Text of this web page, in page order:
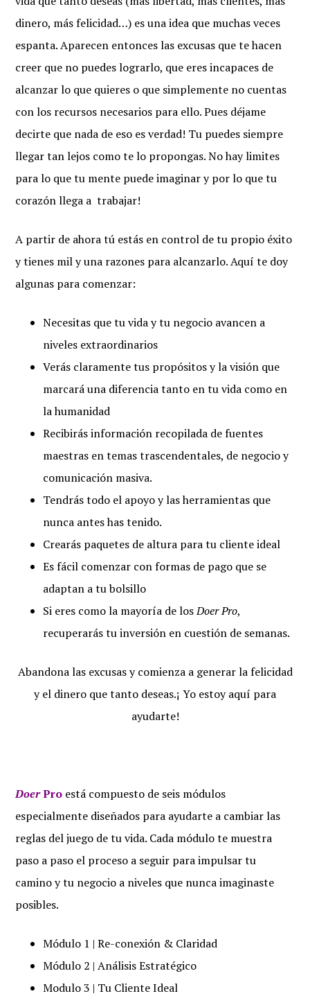
dinero, más felicidad…) es una idea que muchas veces
espanta. Aparecen entonces las excusas que te hacen
creer que no puedes lograrlo, que eres incapaces de
alcanzar lo que quieres o que simplemente no cuentas
con los recursos necesarios para ello. Pues déjame
decirte que nada de eso es verdad! Tu puedes siempre
llegar tan lejos como te lo propongas. No hay limites
para lo que tu mente puede imaginar y por lo que tu
corazón llega a trabajar!
A partir de ahora tú estás en control de tu propio éxito
y tienes mil y una razones para alcanzarlo. Aquí te doy
algunas para comenzar:
Necesitas que tu vida y tu negocio avancen a
niveles extraordinarios
Verás claramente tus propósitos y la visión que
marcará una diferencia tanto en tu vida como en
la humanidad
Recibirás información recopilada de fuentes
maestras en temas trascendentales, de negocio y
comunicación masiva.
Tendrás todo el apoyo y las herramientas que
nunca antes has tenido.
Crearás paquetes de altura para tu cliente ideal
Es fácil comenzar con formas de pago que se
adaptan a tu bolsillo
Si eres como la mayoría de losDoer Pro,
recuperarás tu inversión en cuestión de semanas.
Abandona las excusas y comienza a generar la felicidad
y el dinero que tanto deseas.¡ Yo estoy aquí para
ayudarte!
DoerPro está compuesto de seis módulos
especialmente diseñados para ayudarte a cambiar las
reglas del juego de tu vida. Cada módulo te muestra
paso a paso el proceso a seguir para impulsar tu
camino y tu negocio a niveles que nunca imaginaste
posibles.
Módulo 1 | Re-conexión & Claridad
Módulo 2 | Análisis Estratégico
Modulo 3 | Tu Cliente Ideal